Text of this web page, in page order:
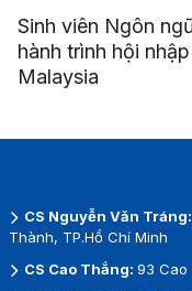
Sinh viên Ngôn
hành trình hội
Malaysia
CS Nguyễn Văn Tráng:
Thành, TP.Hồ Chí Minh
CS Cao Thắng: 93 Cao